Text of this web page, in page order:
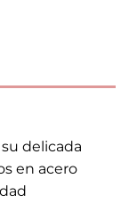
delicada
en acero